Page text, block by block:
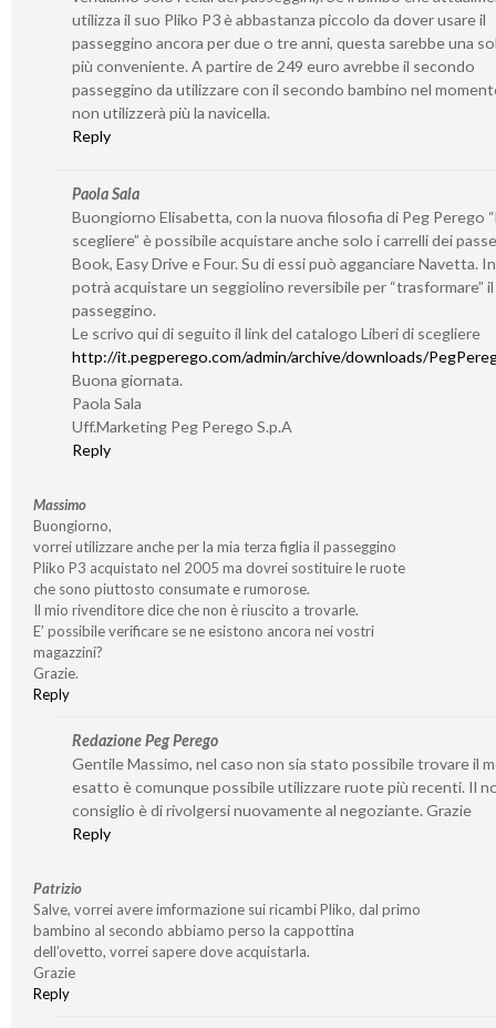
utilizza il suo Pliko P3 è abbastanza piccolo da dover usare il
passeggino ancora per due o tre anni, questa sarebbe una
più conveniente. A partire de 249 euro avrebbe il secondo
passeggino da utilizzare con il secondo bambino nel
non utilizzerà più la navicella.
Reply
Paola Sala
Buongiorno Elisabetta, con la nuova filosofia di Peg Perego
scegliere” è possibile acquistare anche solo i carrelli dei
Book, Easy Drive e Four. Su di essi può agganciare Navetta.
potrà acquistare un seggiolino reversibile per “trasformare”
passeggino.
Le scrivo qui di seguito il link del catalogo Liberi di scegliere
http://it.pegperego.com/admin/archive/downloads/
Buona giornata.
Paola Sala
Uff.Marketing Peg Perego S.p.A
Reply
Massimo
Buongiorno,
vorrei utilizzare anche per la mia terza figlia il passeggino
Pliko P3 acquistato nel 2005 ma dovrei sostituire le ruote
che sono piuttosto consumate e rumorose.
Il mio rivenditore dice che non è riuscito a trovarle.
E’ possibile verificare se ne esistono ancora nei vostri
magazzini?
Grazie.
Reply
Redazione Peg Perego
Gentile Massimo, nel caso non sia stato possibile trovare il
esatto è comunque possibile utilizzare ruote più recenti. Il
consiglio è di rivolgersi nuovamente al negoziante. Grazie
Reply
Patrizio
Salve, vorrei avere imformazione sui ricambi Pliko, dal primo
bambino al secondo abbiamo perso la cappottina
dell’ovetto, vorrei sapere dove acquistarla.
Grazie
Reply